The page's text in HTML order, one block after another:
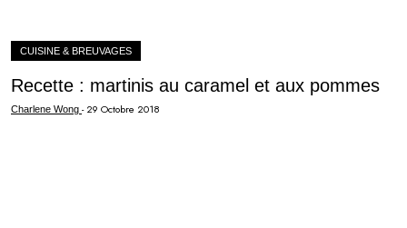
CUISINE & BREUVAGES
Recette : martinis au caramel et aux pommes
Charlene Wong - 29 Octobre 2018